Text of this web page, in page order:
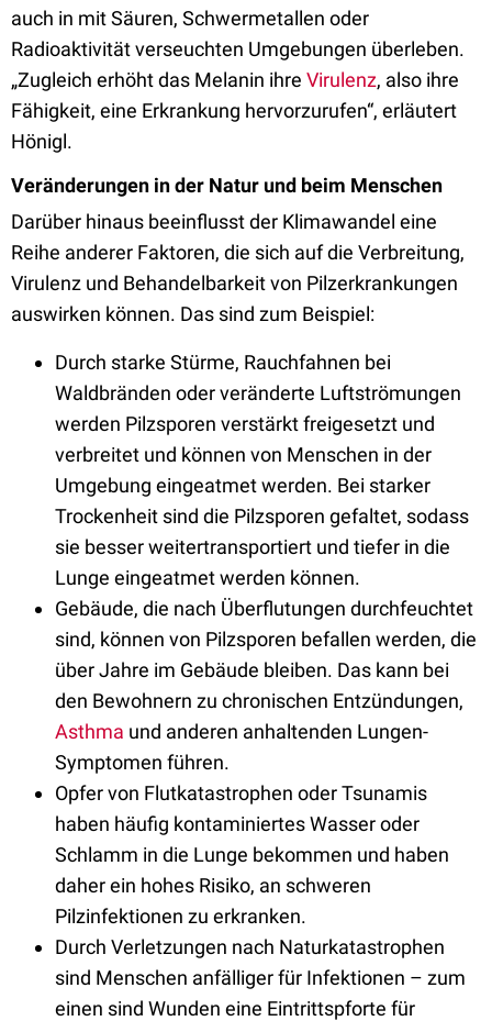
auch in mit Säuren, Schwermetallen oder
Radioaktivität verseuchten Umgebungen überleben.
„Zugleich erhöht das Melanin ihre Virulenz, also ihre
Fähigkeit, eine Erkrankung hervorzurufen“, erläutert
Hönigl.
Veränderungen in der Natur und beim Menschen
Darüber hinaus beeinflusst der Klimawandel eine
Reihe anderer Faktoren, die sich auf die Verbreitung,
Virulenz und Behandelbarkeit von Pilzerkrankungen
auswirken können. Das sind zum Beispiel:
Durch starke Stürme, Rauchfahnen bei
Waldbränden oder veränderte Luftströmungen
werden Pilzsporen verstärkt freigesetzt und
verbreitet und können von Menschen in der
Umgebung eingeatmet werden. Bei starker
Trockenheit sind die Pilzsporen gefaltet, sodass
sie besser weitertransportiert und tiefer in die
Lunge eingeatmet werden können.
Gebäude, die nach Überflutungen durchfeuchtet
sind, können von Pilzsporen befallen werden, die
über Jahre im Gebäude bleiben. Das kann bei
den Bewohnern zu chronischen Entzündungen,
Asthma und anderen anhaltenden Lungen-
Symptomen führen.
Opfer von Flutkatastrophen oder Tsunamis
haben häufig kontaminiertes Wasser oder
Schlamm in die Lunge bekommen und haben
daher ein hohes Risiko, an schweren
Pilzinfektionen zu erkranken.
Durch Verletzungen nach Naturkatastrophen
sind Menschen anfälliger für Infektionen – zum
einen sind Wunden eine Eintrittspforte für